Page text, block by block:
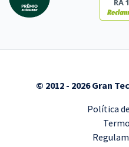
RA
© 2012 - 2026 Gran
Política